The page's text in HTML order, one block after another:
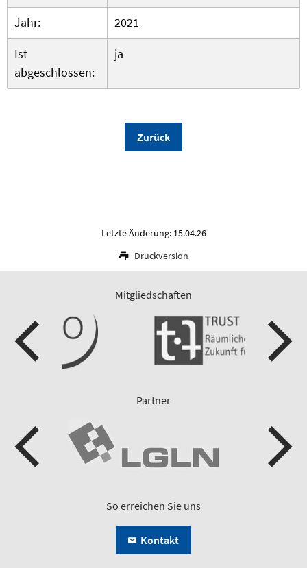
Jahr:
2021
Ist
abgeschlossen:
ja
Zurück
Letzte Änderung: 15.04.26
Druckversion
Mitgliedschaften
Partner
So erreichen Sie uns
Kontakt